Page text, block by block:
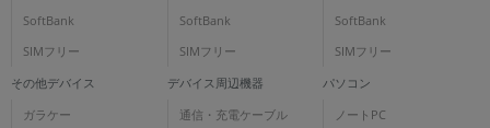
SoftBank
SIMフリー
SoftBank
SIMフリー
SoftBank
SIMフリー
その他デバイス
ガラケー
デバイス周辺機器
通信・充電ケーブル
パソコン
ノートPC